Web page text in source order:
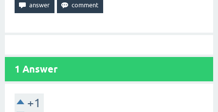
1 Answer
+1